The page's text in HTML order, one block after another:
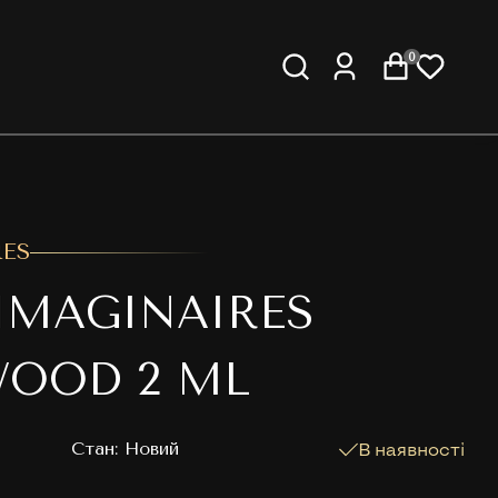
0
2 ML
Cтан: Новий В наявності